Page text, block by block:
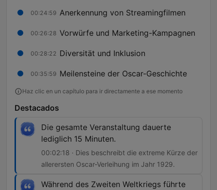
00:24:59 Anerkennung von Streamingfilmen
00:26:28 Vorwürfe und Marketing-Kampagnen
00:28:22 Diversität und Inklusion
00:35:59 Meilensteine der Oscar-Geschichte
Haz clic en un capítulo para ir directamente a ese momento
Destacados
Die gesamte Veranstaltung dauerte
lediglich 15 Minuten.
00:02:18 · Dies beschreibt die extreme Kürze der
allerersten Oscar-Verleihung im Jahr 1929.
Während des Zweiten Weltkriegs führte